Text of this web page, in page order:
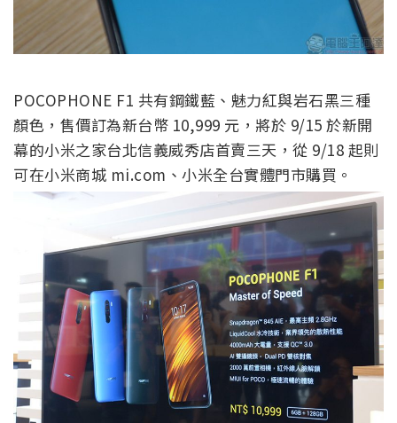
POCOPHONE F1 共有鋼鐵藍、魅力紅與岩石黑三種
顏色，售價訂為新台幣 10,999 元，將於 9/15 於新開
幕的小米之家台北信義威秀店首賣三天，從 9/18 起則
可在小米商城 mi.com、小米全台實體門市購買。